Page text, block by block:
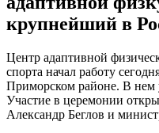
крупнейший в
Центр адаптивной
спорта начал работу
Приморском районе. В нем
Участие в церемонии
Александр Беглов и